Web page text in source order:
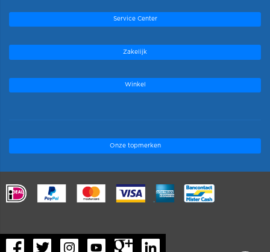
Service Center
Zakelijk
Winkel
Onze topmerken
.